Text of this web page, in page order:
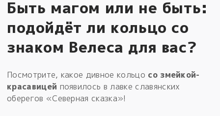
Быть магом или не быть:
подойдёт ли кольцо со
знаком Велеса для вас?
Посмотрите, какое дивное кольцо со змейкой-
красавицей появилось в лавке славянских
оберегов «Северная сказка»!